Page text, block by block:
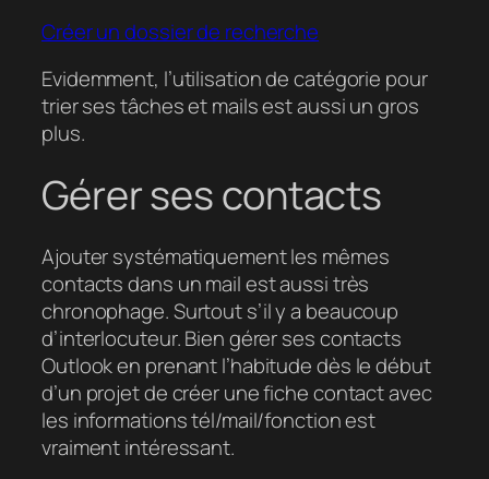
Créer un dossier de recherche
Evidemment, l’utilisation de catégorie pour
trier ses tâches et mails est aussi un gros
plus.
Gérer ses contacts
Ajouter systématiquement les mêmes
contacts dans un mail est aussi très
chronophage. Surtout s’il y a beaucoup
d’interlocuteur. Bien gérer ses contacts
Outlook en prenant l’habitude dès le début
d’un projet de créer une fiche contact avec
les informations tél/mail/fonction est
vraiment intéressant.